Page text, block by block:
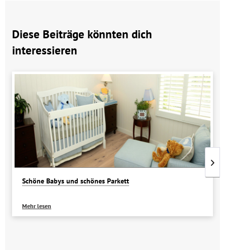
Diese Beiträge könnten dich
interessieren
Schöne Babys und schönes Parkett
Mehr lesen